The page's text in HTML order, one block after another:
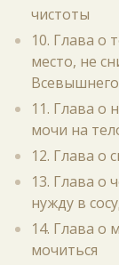
чистоты
10. Глава о
место, не
11. Глава о
мочи на
12. Глава о
13. Глава о
нужду в
14. Глава о
мочиться